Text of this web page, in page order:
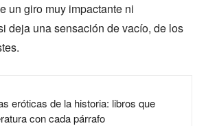
un giro muy impactante ni
deja una sensación de vacío, de los
eróticas de la historia: libros que
con cada párrafo